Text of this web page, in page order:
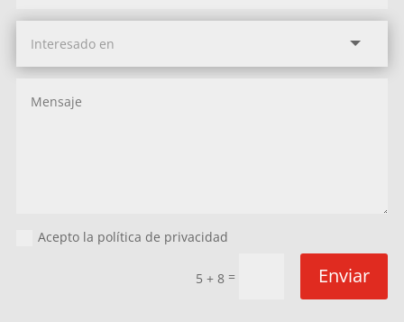
Acepto la política de privacidad
5 + 8 = Enviar